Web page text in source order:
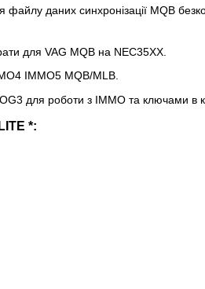
даних синхронізації MQB
для VAG MQB на NEC35XX.
IMMO5 MQB/MLB.
для роботи з ІММО та ключами в
*: